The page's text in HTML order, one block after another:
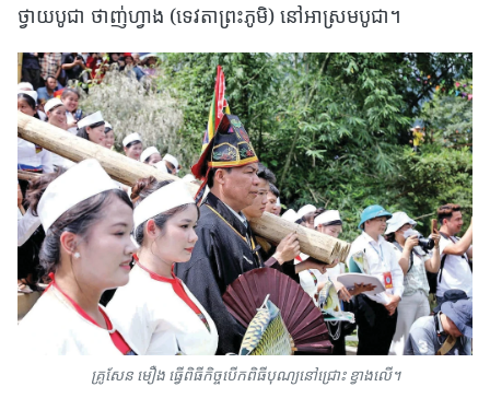
ថ្វាយបូជា ថាញ់ហ្វាង (ទេវតាព្រះភូមិ) នៅអាស្រមបូជា។
គ្រូសែន មឿង ធ្វើពិធីកិច្ចបើកពិធីបុណ្យនៅជ្រោះ ខ្វាងលើ។